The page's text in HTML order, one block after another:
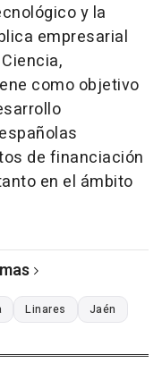
y la
empresarial
como objetivo
de financiación
en el ámbito
Linares Jaén